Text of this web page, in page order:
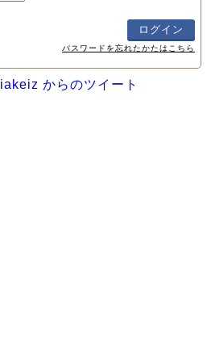
パスワードを忘れたかたはこちら
からのツイート